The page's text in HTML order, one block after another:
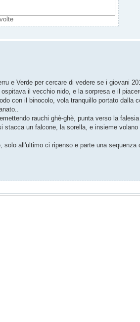
e Verde per cercare di vedere se i giovani
il vecchio nido, e la sorpresa e il
con il binocolo, vola tranquillo portato dalla
rauchi ghè-ghè, punta verso la
stacca un falcone, la sorella, e insieme volano
all'ultimo ci ripenso e parte una sequenza